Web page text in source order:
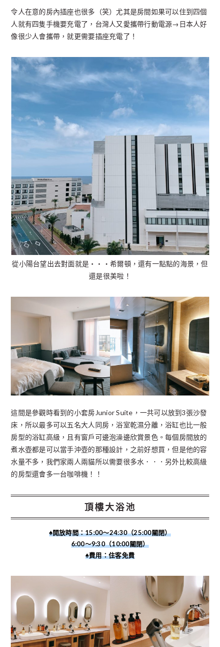
令人在意的房內插座也很多（笑）尤其是房間如果可以住到四個
人就有四隻手機要充電了，台灣人又愛攜帶行動電源→日本人好
像很少人會攜帶，就更需要插座充電了！
從小陽台望出去對面就是・・・希爾頓，還有一點點的海景，但
還是很美啦！
這間是參觀時看到的小套房Junior Suite，一共可以放到3張沙發
床，所以最多可以五名大人同房，浴室乾濕分離，浴缸也比一般
房型的浴缸高級，且有窗戶可邊泡澡邊欣賞景色。每個房間放的
煮水壺都是可以當手沖壺的那種設計，之前好想買，但是他的容
水量不多，我們家兩人兩貓所以需要很多水．．．另外比較高級
的房型還會多一台咖啡機！！
頂樓大浴池
♠︎開放時間：15:00～24:30（25:00關閉）
6:00～9:30（10:00關閉）
♠︎費用：住客免費